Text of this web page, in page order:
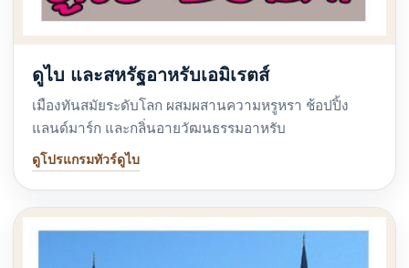
ดูไบ และสหรัฐอาหรับเอมิเรตส์
เมืองทันสมัยระดับโลก ผสมผสานความหรูหรา ช้อปปิ้ง
แลนด์มาร์ก และกลิ่นอายวัฒนธรรมอาหรับ
ดูโปรแกรมทัวร์ดูไบ